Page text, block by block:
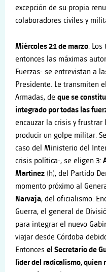
excepción de su propia
colaboradores civiles y
Miércoles 21 de marzo.
entonces las máximas
Fuerzas- se entrevistan a
Presidente. Le transmiten
Armadas, de que se
integrado por todas las
encauzar la crisis y
producir un golpe militar.
caso del Ministerio del
crisis política-, se eligen 3:
Martínez (h), del Partido
momento próximo al
Narvaja, del oficialismo.
Guerra, el general de
para integrar el nuevo
viajar desde Córdoba
Entonces el Secretario de
líder del radicalismo, quien